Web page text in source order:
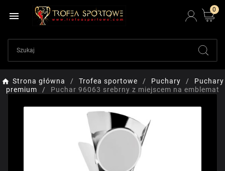

0
Strona główna Trofea sportowe Puchary
Puchary
premium
Puchar 96063 srebrny z miejscem na emblemat